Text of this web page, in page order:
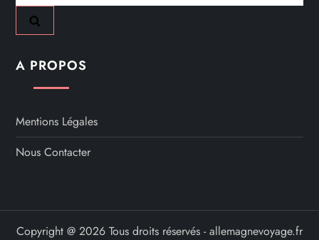
A PROPOS
Mentions Légales
Nous Contacter
Copyright @ 2026 Tous droits réservés - allemagnevoyage.fr